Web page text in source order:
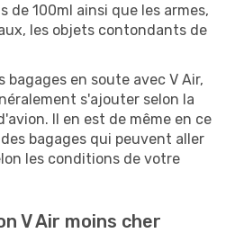
de 100ml ainsi que les armes,
les objets contondants de
bagages en soute avec V Air,
s'ajouter selon la
Il en est de même en ce
bagages qui peuvent aller
les conditions de votre
V Air moins cher